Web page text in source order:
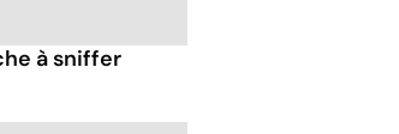
à sniffer